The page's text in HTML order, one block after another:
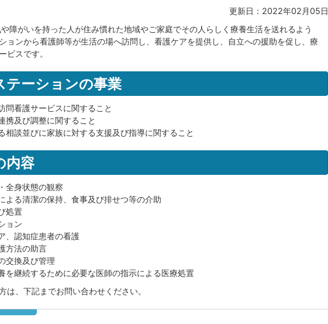
更新日：2022年02月05日
障がいを持った人が住み慣れた地域やご家庭でその人らしく療養生活を送れるよう
ョンから看護師等が生活の場へ訪問し、看護ケアを提供し、自立への援助を促し、療
ビスです。
テーションの事業
問看護サービスに関すること
携及び調整に関すること
相談並びに家族に対する支援及び指導に関すること
内容
全身状態の観察
よる清潔の保持、食事及び排せつ等の介助
処置
ョン
、認知症患者の看護
方法の助言
交換及び管理
を継続するために必要な医師の指示による医療処置
は、下記までお問い合わせください。